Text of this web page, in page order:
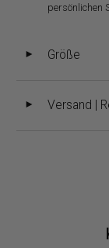
persönlichen
◄ Größe
◄ Versand |